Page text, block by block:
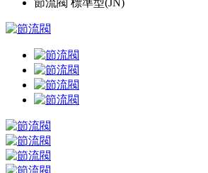
節流閥 標準型(JN)